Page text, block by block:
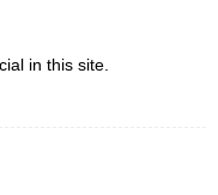
in this site.